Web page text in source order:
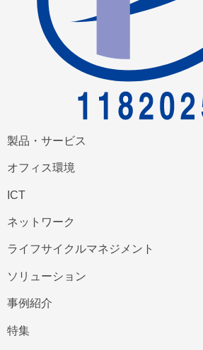
製品・サービス
オフィス環境
ICT
ネットワーク
ライフサイクルマネジメント
ソリューション
事例紹介
特集